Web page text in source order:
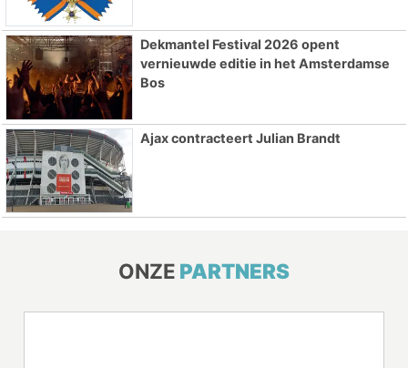
Dekmantel Festival 2026 opent
vernieuwde editie in het Amsterdamse
Bos
Ajax contracteert Julian Brandt
ONZE PARTNERS